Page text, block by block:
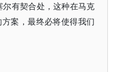
有契合处，这种在马克
案，最终必将使得我们